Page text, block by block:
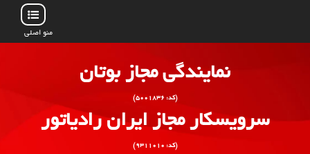
منو اصلی
نمایندگی مجاز بوتان
(کد: ۵۰۰۱۸۳۶)
سرویسکار مجاز ایران رادیاتور
(کد: ۹۳۱۱۰۱۰)